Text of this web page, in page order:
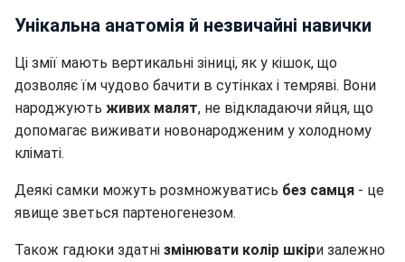
Унікальна анатомія й незвичайні навички
Ці змії мають вертикальні зіниці, як у кішок, що
дозволяє їм чудово бачити в сутінках і темряві. Вони
народжують живих малят, не відкладаючи яйця, що
допомагає виживати новонародженим у холодному
кліматі.
Деякі самки можуть розмножуватись без самця - це
явище зветься партеногенезом.
Також гадюки здатні змінювати колір шкіри залежно